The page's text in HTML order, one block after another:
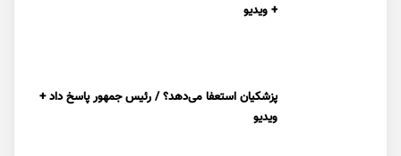
+ ویدیو
پزشکیان استعفا می‌دهد؟ / رئیس جمهور پاسخ داد +
ویدیو